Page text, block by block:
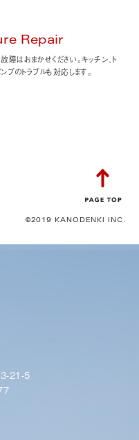
Repair
障はおまかせください。キッチン、ト
プのトラブルも対応します。
©2019 KANODENKI INC.
21-5